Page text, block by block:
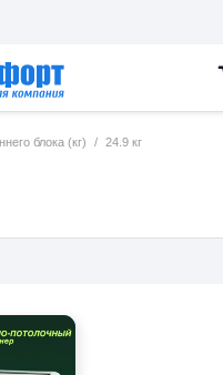
блока (кг) / 24.9 кг